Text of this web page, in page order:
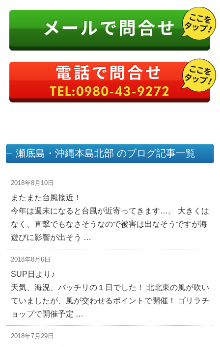
瀬底島・沖縄本島北部 のブログ記事一覧
2018年8月10日
またまた台風接近！
今年は週末になると台風が近寄ってきます…。 大きくは
なく、直撃でもなさそうなので被害は出なそうですが海
遊びに影響が出そう …
2018年8月6日
SUP日より♪
天気、海況、バッチリの１日でした！ 北北東の風が吹い
ていましたが、風が交わせるポイントで開催！ ゴリラチ
ョップで開催予定 …
2018年7月29日